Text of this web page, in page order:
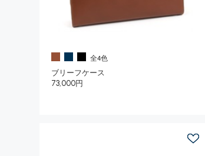
全4色
ブリーフケース
73,000円